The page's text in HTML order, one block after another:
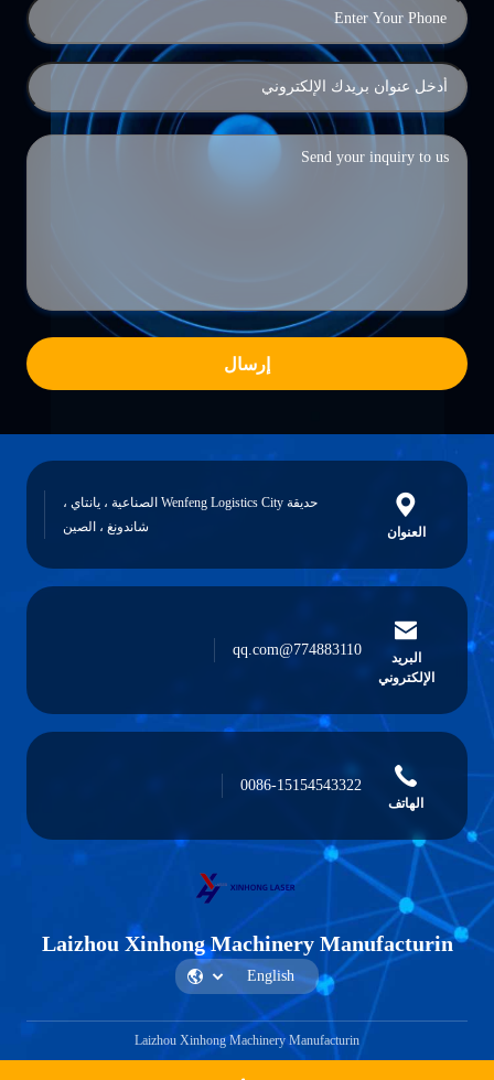
إرسال
العنوان
حديقة Wenfeng Logistics City الصناعية ، يانتاي ،
شاندونغ ، الصين
البريد
الإلكتروني
774883110@qq.com
الهاتف
0086-15154543322
Laizhou Xinhong Machinery Manufacturin
Laizhou Xinhong Machinery Manufacturin